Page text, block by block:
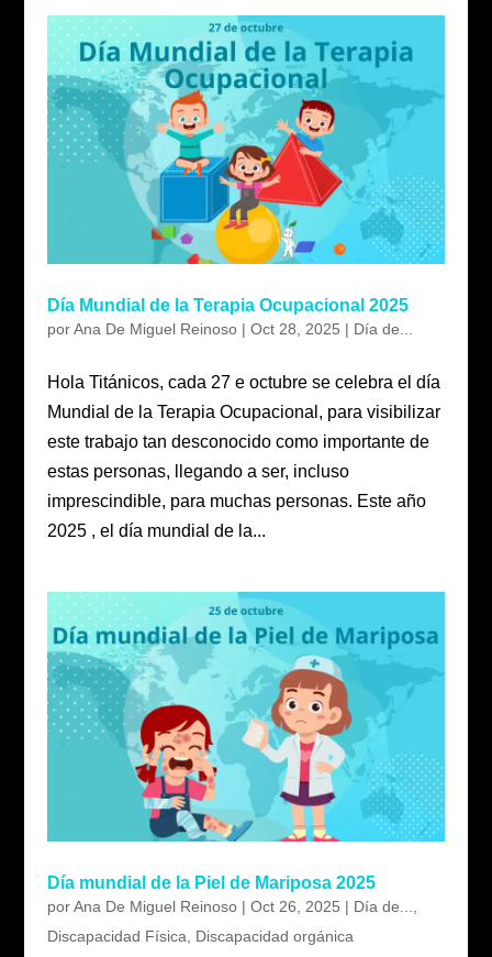
Día Mundial de la Terapia Ocupacional 2025
porAna De Miguel Reinoso| Oct 28, 2025 | Día de...
Hola Titánicos, cada 27 e octubre se celebra el día
Mundial de la Terapia Ocupacional, para visibilizar
este trabajo tan desconocido como importante de
estas personas, llegando a ser, incluso
imprescindible, para muchas personas. Este año
2025 , el día mundial de la...
Día mundial de la Piel de Mariposa 2025
porAna De Miguel Reinoso| Oct 26, 2025 | Día de...
Discapacidad Física
Discapacidad orgánica